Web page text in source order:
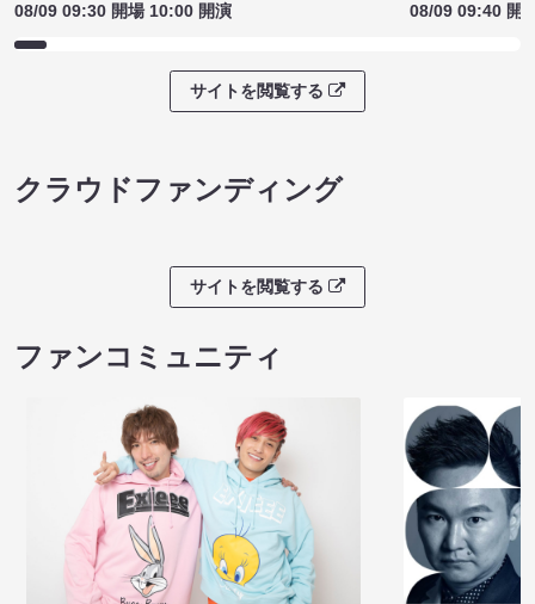
08/09 09:30 開場 10:00 開演
08/09 09:40 開
サイトを閲覧する
クラウドファンディング
サイトを閲覧する
ファンコミュニティ